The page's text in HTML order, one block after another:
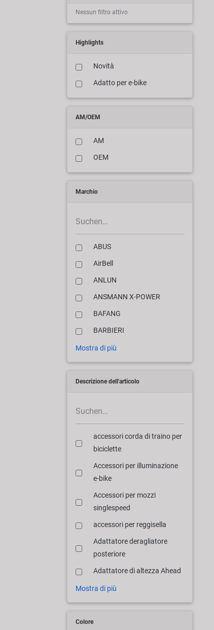
Nessun filtro attivo
Highlights
Novità
Adatto per e-bike
AM/OEM
AM
OEM
Marchio
ABUS
AirBell
ANLUN
ANSMANN X-POWER
BAFANG
BARBIERI
Mostra di più
Descrizione dell'articolo
accessori corda di traino per
biciclette
Accessori per illuminazione
e-bike
Accessori per mozzi
singlespeed
accessori per reggisella
Adattatore deragliatore
posteriore
Adattatore di altezza Ahead
Mostra di più
Colore